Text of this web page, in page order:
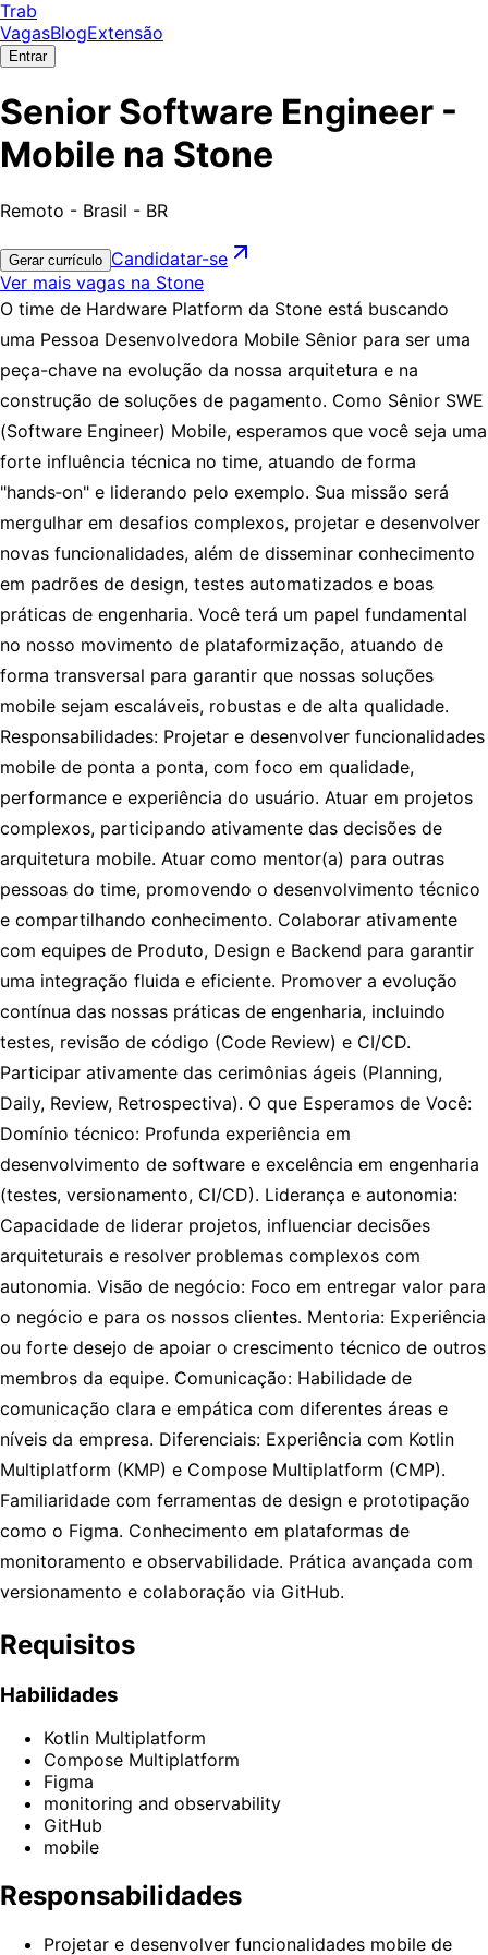
Trab
VagasBlogExtensão
Entrar
Senior Software Engineer -
Mobile na Stone
Remoto - Brasil - BR
Gerar currículo Candidatar-se
Ver mais vagas na Stone
O time de Hardware Platform da Stone está buscando
uma Pessoa Desenvolvedora Mobile Sênior para ser uma
peça-chave na evolução da nossa arquitetura e na
construção de soluções de pagamento. Como Sênior SWE
(Software Engineer) Mobile, esperamos que você seja uma
forte influência técnica no time, atuando de forma
"hands‑on" e liderando pelo exemplo. Sua missão será
mergulhar em desafios complexos, projetar e desenvolver
novas funcionalidades, além de disseminar conhecimento
em padrões de design, testes automatizados e boas
práticas de engenharia. Você terá um papel fundamental
no nosso movimento de plataformização, atuando de
forma transversal para garantir que nossas soluções
mobile sejam escaláveis, robustas e de alta qualidade.
Responsabilidades: Projetar e desenvolver funcionalidades
mobile de ponta a ponta, com foco em qualidade,
performance e experiência do usuário. Atuar em projetos
complexos, participando ativamente das decisões de
arquitetura mobile. Atuar como mentor(a) para outras
pessoas do time, promovendo o desenvolvimento técnico
e compartilhando conhecimento. Colaborar ativamente
com equipes de Produto, Design e Backend para garantir
uma integração fluida e eficiente. Promover a evolução
contínua das nossas práticas de engenharia, incluindo
testes, revisão de código (Code Review) e CI/CD.
Participar ativamente das cerimônias ágeis (Planning,
Daily, Review, Retrospectiva). O que Esperamos de Você:
Domínio técnico: Profunda experiência em
desenvolvimento de software e excelência em engenharia
(testes, versionamento, CI/CD). Liderança e autonomia:
Capacidade de liderar projetos, influenciar decisões
arquiteturais e resolver problemas complexos com
autonomia. Visão de negócio: Foco em entregar valor para
o negócio e para os nossos clientes. Mentoria: Experiência
ou forte desejo de apoiar o crescimento técnico de outros
membros da equipe. Comunicação: Habilidade de
comunicação clara e empática com diferentes áreas e
níveis da empresa. Diferenciais: Experiência com Kotlin
Multiplatform (KMP) e Compose Multiplatform (CMP).
Familiaridade com ferramentas de design e prototipação
como o Figma. Conhecimento em plataformas de
monitoramento e observabilidade. Prática avançada com
versionamento e colaboração via GitHub.
Requisitos
Habilidades
Kotlin Multiplatform
Compose Multiplatform
Figma
monitoring and observability
GitHub
mobile
Responsabilidades
Projetar e desenvolver funcionalidades mobile de